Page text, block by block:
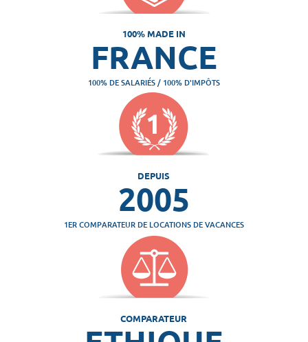
100% MADE IN
FRANCE
100% DE SALARIÉS / 100% D'IMPÔTS
DEPUIS
2005
1ER COMPARATEUR DE LOCATIONS DE VACANCES
COMPARATEUR